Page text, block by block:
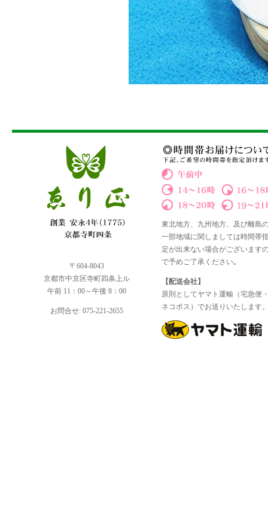
〒604-8043
京都市中京区寺町四条上ル
午前 11：00～午後 8：00
お問合せ: 075-221-2655
東北地方、九州地方、及び離島
一部地域に関しましては時間帯
定が出来ない場合がございます
で予めご了承ください｡
【配送会社】
原則としてヤマト運輸（宅急便
ネコポス）でお送りいたします